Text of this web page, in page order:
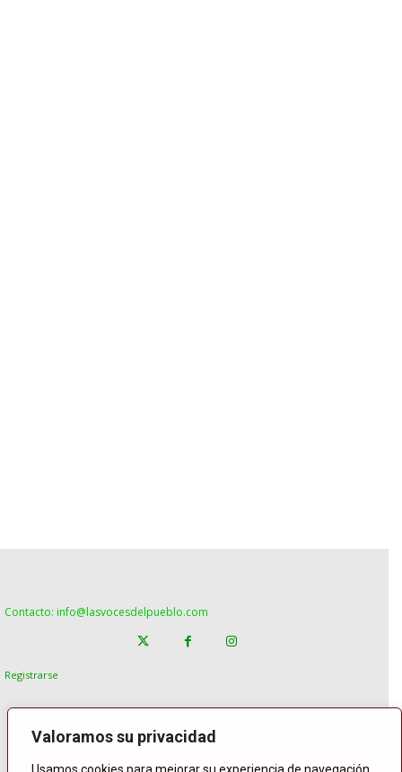
Valoramos su privacidad
Contacto: info@lasvocesdelpueblo.com
Registrarse